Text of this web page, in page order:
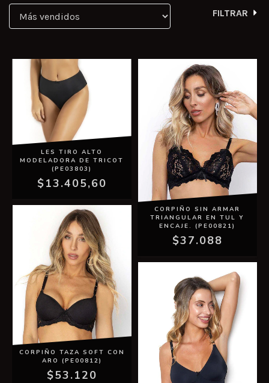
FILTRAR
LES TIRO ALTO
MODELADORA DE TRICOT
(PE03803)
$13.405,60
CORPIÑO SIN ARMAR
TRIANGULAR EN TUL Y
ENCAJE. (PE00821)
$37.088
CORPIÑO TAZA SOFT CON
ARO (PE00812)
$53.120